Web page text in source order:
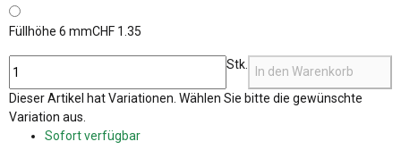
Füllhöhe 6 mmCHF 1.35
Stk.
In den Warenkorb
xDieser Artikel hat Variationen. Wählen Sie bitte die gewünschte
Variation aus.
Sofort verfügbar